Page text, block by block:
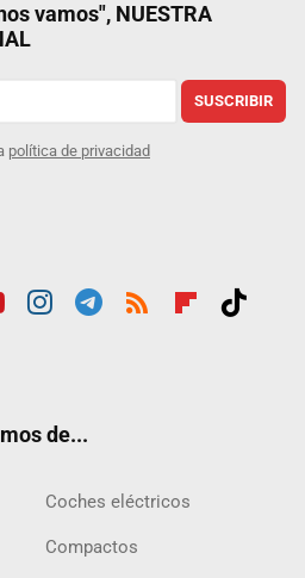
vamos", NUESTRA
SUSCRIBIR
política de privacidad
de...
Coches eléctricos
Compactos